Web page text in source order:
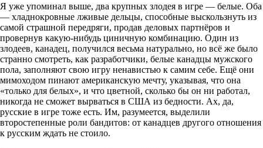
Я уже упоминал выше, два крупных злодея в игре — белые. Оба
— хладнокровные лживые дельцы, способные выскользнуть из
самой страшной передряги, продав деловых партнёров и
провернув какую-нибудь циничную комбинацию. Один из
злодеев, канадец, получился весьма натурально, но всё же было
странно смотреть, как разработчики, белые канадцы мужского
пола, заполняют свою игру ненавистью к самим себе. Ещё они
мимоходом пинают американскую мечту, указывая, что она
«только для белых», и что цветной, сколько бы он ни работал,
никогда не сможет вырваться в США из бедности. Ах, да,
русские в игре тоже есть. Им, разумеется, выделили
второстепенные роли бандитов: от канадцев другого отношения
к русским ждать не стоило.